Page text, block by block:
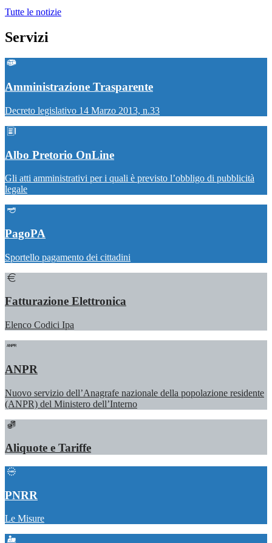
Tutte le notizie
Servizi
Amministrazione Trasparente
Decreto legislativo 14 Marzo 2013, n.33
Albo Pretorio OnLine
Gli atti amministrativi per i quali è previsto l’obbligo di pubblicità
legale
PagoPA
Sportello pagamento dei cittadini
Fatturazione Elettronica
Elenco Codici Ipa
ANPR
Nuovo servizio dell’Anagrafe nazionale della popolazione residente
(ANPR) del Ministero dell’Interno
Aliquote e Tariffe
PNRR
Le Misure